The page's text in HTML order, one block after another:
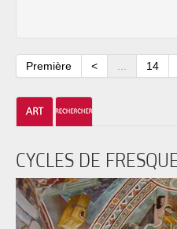
Première < ... 14
CYCLES DE